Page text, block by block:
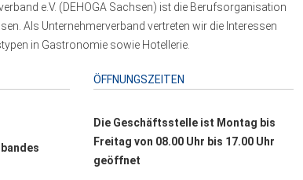
e.V. (DEHOGA Sachsen) ist die Berufsorganisation
Als Unternehmerverband vertreten wir die Interessen
in Gastronomie sowie Hotellerie.
ÖFFNUNGSZEITEN
Die Geschäftsstelle ist Montag bis
Freitag von 08.00 Uhr bis 17.00 Uhr
geöffnet